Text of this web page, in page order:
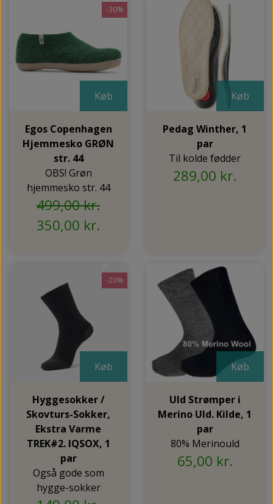
NEDSUNKEN FORFOD
OVERLAGTE TÆER
PLATFOD
PSORIASIS PÅ FØDDERNE
URO I BENENE/RESTLESS LEGS
NILOCIN
REFLEXWEAR
-30%
Køb
Egos Copenhagen
Hjemmesko GRØN
str. 44
OBS! Grøn
hjemmesko str. 44
499,00 kr.
350,00 kr.
Køb
Pedag Winther, 1
par
Til kolde fødder
289,00 kr.
-20%
Køb
Hyggesokker /
Skovturs-Sokker,
Ekstra Varme
TREK#2. IQSOX, 1
par
Også gode som
hygge-sokker
Køb
Uld Strømper i
Merino Uld. Kilde, 1
par
80% Merinould
65,00 kr.